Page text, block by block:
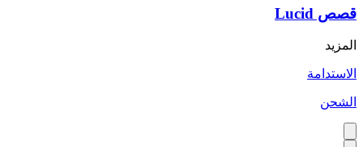
قصص Lucid
المزيد
الاستدامة
الشحن